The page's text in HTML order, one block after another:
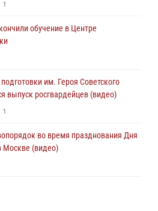
(видео)
по городу Москве подвели итоги
месяц
1
обучение в Центре
им. Героя Советского
выпуск росгвардейцев (видео)
1
во время празднования Дня
Москве (видео)